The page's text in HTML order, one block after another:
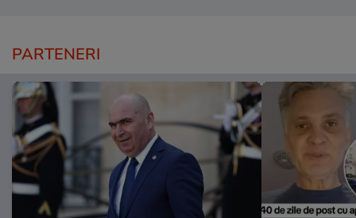
PARTENERI